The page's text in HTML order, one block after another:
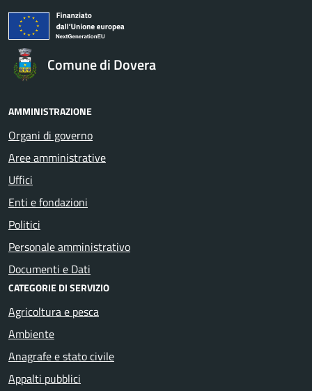
Comune di Dovera
AMMINISTRAZIONE
Organi di governo
Aree amministrative
Uffici
Enti e fondazioni
Politici
Personale amministrativo
Documenti e Dati
CATEGORIE DI SERVIZIO
Agricoltura e pesca
Ambiente
Anagrafe e stato civile
Appalti pubblici